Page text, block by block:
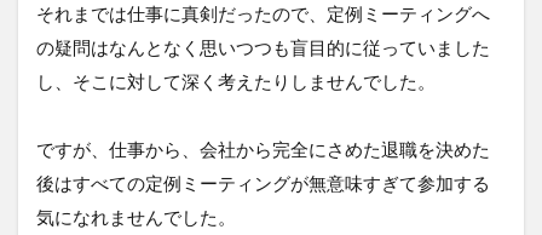
それまでは仕事に真剣だったので、定例ミーティングへ
の疑問はなんとなく思いつつも盲目的に従っていました
し、そこに対して深く考えたりしませんでした。
ですが、仕事から、会社から完全にさめた退職を決めた
後はすべての定例ミーティングが無意味すぎて参加する
気になれませんでした。